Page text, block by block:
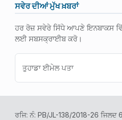
ਸਵੇਰ ਦੀਆਂ ਮੁੱਖ ਖ਼ਬਰਾਂ
ਹਰ ਰੋਜ਼ ਸਵੇਰੇ ਸਿੱਧੇ ਆਪਣੇ ਇਨਬਾਕਸ
ਲਈ ਸਬਸਕ੍ਰਾਈਬ ਕਰੋ।
ਰਜਿ: ਨੰ: PB/JL-138/2018-26 ਜਿਲਦ